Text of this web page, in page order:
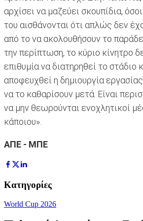
αρχίσει να μαζεύει σκουπίδια,
του αισθάνονται ότι απλώς δεν
από το να ακολουθήσουν το
την περίπτωση, το κύριο κίνητρο
επιθυμία να διατηρηθεί το στάδιο
αποφευχθεί η δημιουργία
να το καθαρίσουν μετά. Είναι
να μην θεωρούνται ενοχλητικοί
κάποιου».
AΠΕ - ΜΠΕ
Κατηγορίες
World Cup 2026